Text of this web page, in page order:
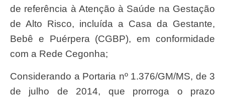
de referência à Atenção à Saúde na Gestação
de Alto Risco, incluída a Casa da Gestante,
Bebê e Puérpera (CGBP), em conformidade
com a Rede Cegonha;
Considerando a Portaria nº 1.376/GM/MS, de 3
de julho de 2014, que prorroga o prazo